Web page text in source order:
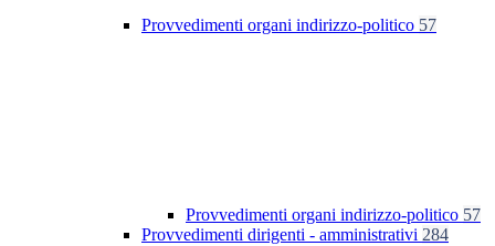
Provvedimenti organi indirizzo-politico 57
Provvedimenti organi indirizzo-politico 57
Provvedimenti dirigenti - amministrativi 284